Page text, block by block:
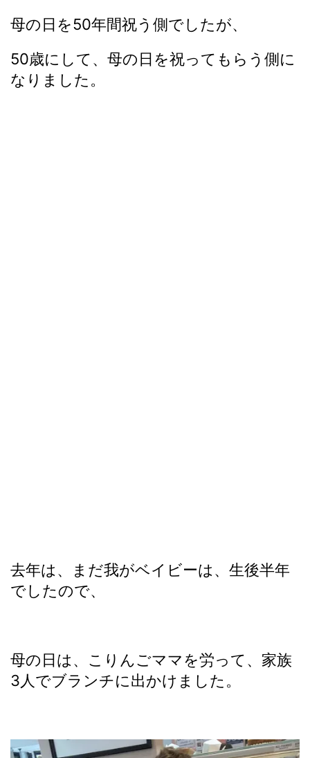
母の日を50年間祝う側でしたが、
50歳にして、母の日を祝ってもらう側に
なりました。
去年は、まだ我がベイビーは、生後半年
でしたので、
母の日は、こりんごママを労って、家族
3人でブランチに出かけました。